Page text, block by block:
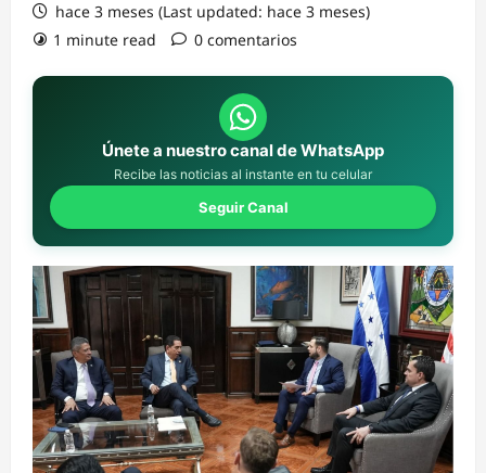
hace 3 meses (Last updated: hace 3 meses)
1 minute read
0 comentarios
Únete a nuestro canal de WhatsApp
Recibe las noticias al instante en tu celular
Seguir Canal